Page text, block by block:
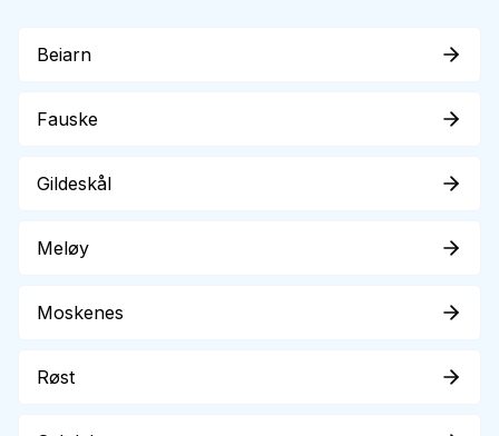
Beiarn
Fauske
Gildeskål
Meløy
Moskenes
Røst